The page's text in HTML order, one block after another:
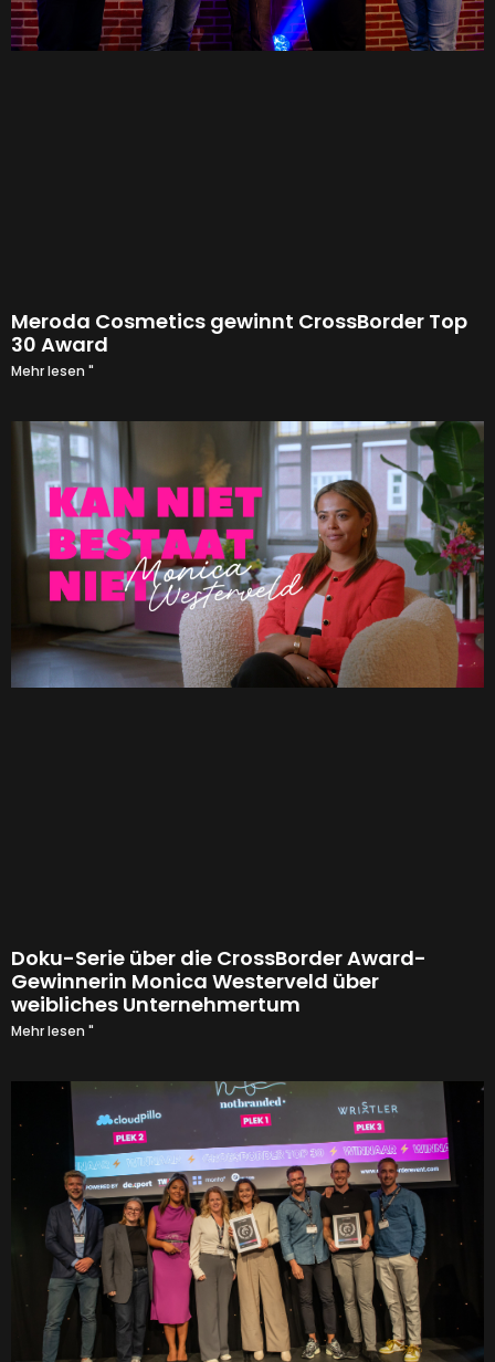
Meroda Cosmetics gewinnt CrossBorder Top
30 Award
Mehr lesen "
Doku-Serie über die CrossBorder Award-
Gewinnerin Monica Westerveld über
weibliches Unternehmertum
Mehr lesen "